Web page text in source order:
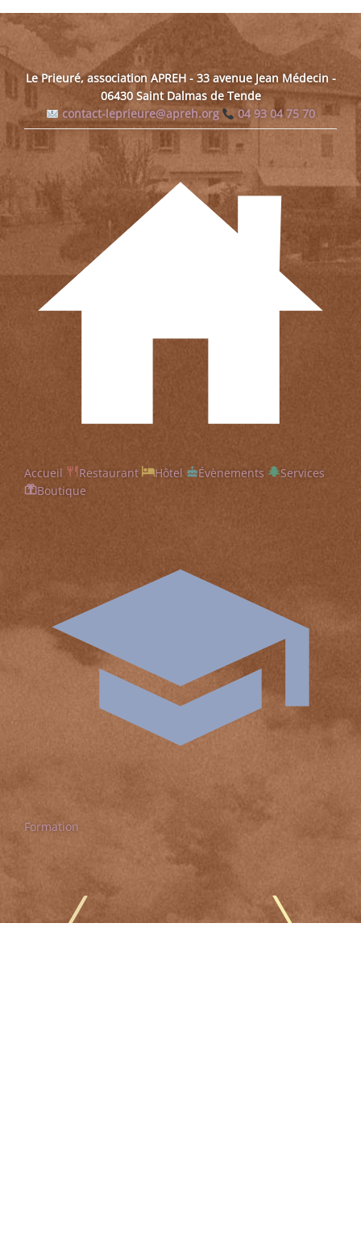
Le Prieuré, association APREH - 33 avenue Jean Médecin -
06430 Saint Dalmas de Tende
contact-leprieure@apreh.org
04 93 04 75 70
Accueil Restaurant Hôtel Évènements
Services
Boutique
Formation